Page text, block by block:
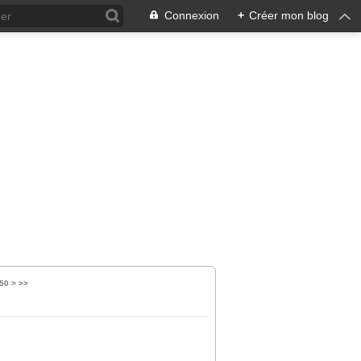
Connexion + Créer mon blog
50 60
70
> >>